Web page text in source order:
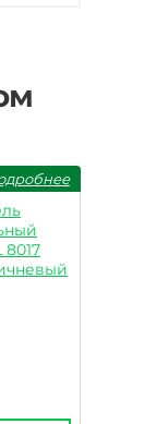
8017